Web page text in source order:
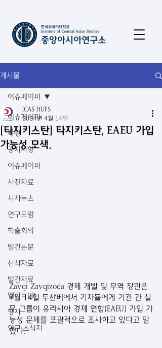
게시물
이슈페이퍼
특강
공지사항
이슈페이퍼
사진자료
시사뉴스
연구포럼
학술회의
발간논문
신착자료
발간자료
엘리트DB
행사
연구 소식지
이슈페이퍼
[타지키스탄] 타지키스탄, EAEU 가입
가능성 모색.
ICAS HUFS
2024년 4월 14일
Zavqi Zavqizoda 경제 개발 및 무역 장관은
7월 14일 두샨베에서 기자들에게 기관 간 실
무 그룹이 유라시아 경제 연합(EAEU) 가입 가
능성 문제를 포괄적으로 조사하고 있다고 말
했다.